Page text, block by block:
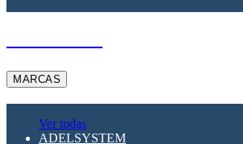
MARCAS
Ver todas
ADELSYSTEM